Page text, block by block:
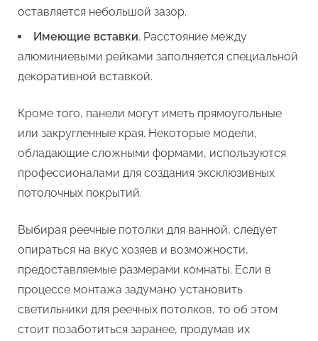
оставляется небольшой зазор.
Имеющие вставки. Расстояние между
алюминиевыми рейками заполняется специальной
декоративной вставкой.
Кроме того, панели могут иметь прямоугольные
или закругленные края. Некоторые модели,
обладающие сложными формами, используются
профессионалами для создания эксклюзивных
потолочных покрытий.
Выбирая реечные потолки для ванной, следует
опираться на вкус хозяев и возможности,
предоставляемые размерами комнаты. Если в
процессе монтажа задумано установить
светильники для реечных потолков, то об этом
стоит позаботиться заранее, продумав их